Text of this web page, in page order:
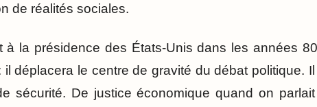
de réalités sociales.
à la présidence des États-Unis dans les années
il déplacera le centre de gravité du débat politique.
sécurité. De justice économique quand on